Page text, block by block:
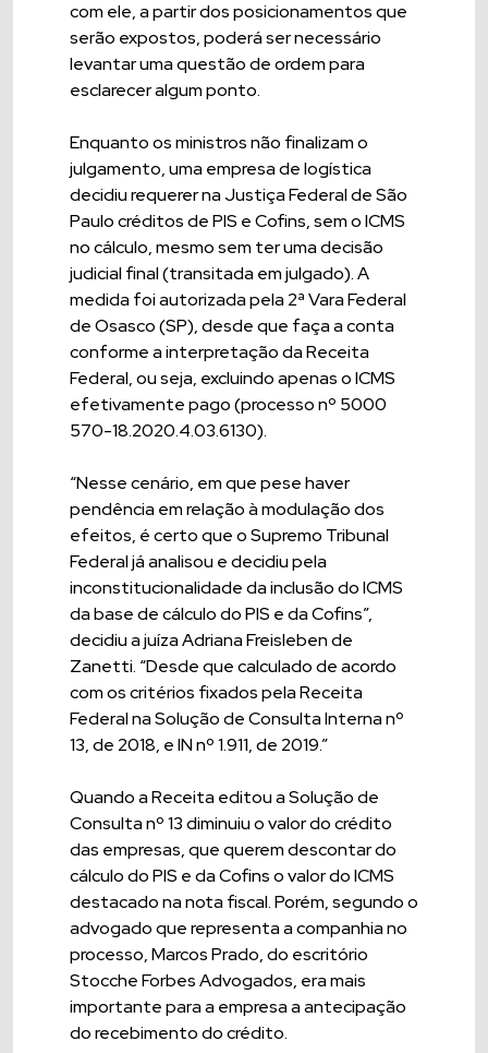
com ele, a partir dos posicionamentos que
serão expostos, poderá ser necessário
levantar uma questão de ordem para
esclarecer algum ponto.
Enquanto os ministros não finalizam o
julgamento, uma empresa de logística
decidiu requerer na Justiça Federal de São
Paulo créditos de PIS e Cofins, sem o ICMS
no cálculo, mesmo sem ter uma decisão
judicial final (transitada em julgado). A
medida foi autorizada pela 2ª Vara Federal
de Osasco (SP), desde que faça a conta
conforme a interpretação da Receita
Federal, ou seja, excluindo apenas o ICMS
efetivamente pago (processo nº 5000
570-18.2020.4.03.6130).
“Nesse cenário, em que pese haver
pendência em relação à modulação dos
efeitos, é certo que o Supremo Tribunal
Federal já analisou e decidiu pela
inconstitucionalidade da inclusão do ICMS
da base de cálculo do PIS e da Cofins”,
decidiu a juíza Adriana Freisleben de
Zanetti. “Desde que calculado de acordo
com os critérios fixados pela Receita
Federal na Solução de Consulta Interna nº
13, de 2018, e IN nº 1.911, de 2019.”
Quando a Receita editou a Solução de
Consulta nº 13 diminuiu o valor do crédito
das empresas, que querem descontar do
cálculo do PIS e da Cofins o valor do ICMS
destacado na nota fiscal. Porém, segundo o
advogado que representa a companhia no
processo, Marcos Prado, do escritório
Stocche Forbes Advogados, era mais
importante para a empresa a antecipação
do recebimento do crédito.